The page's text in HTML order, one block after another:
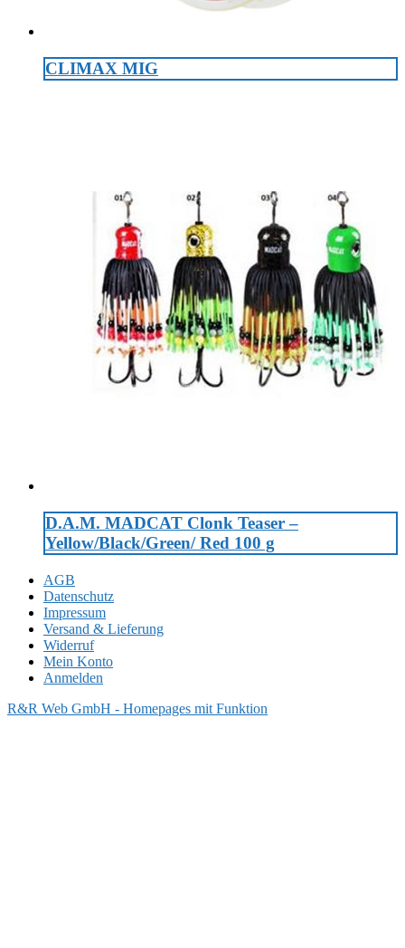
CLIMAX MIG
D.A.M. MADCAT Clonk Teaser –
Yellow/Black/Green/ Red 100 g
AGB
Datenschutz
Impressum
Versand & Lieferung
Widerruf
Mein Konto
Anmelden
R&R Web GmbH - Homepages mit Funktion